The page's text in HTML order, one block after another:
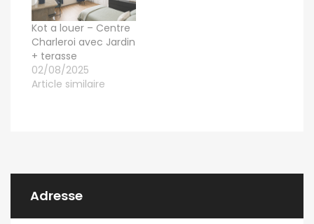
Kot a louer – Centre
Charleroi avec Jardin
+ terasse
02/08/2025
Article similaire
Adresse